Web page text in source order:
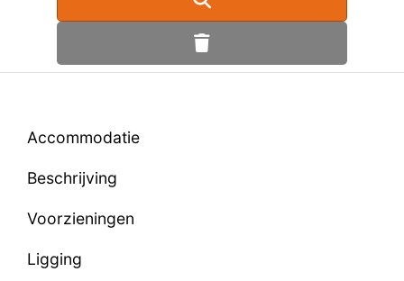
Accommodatie
Beschrijving
Voorzieningen
Ligging